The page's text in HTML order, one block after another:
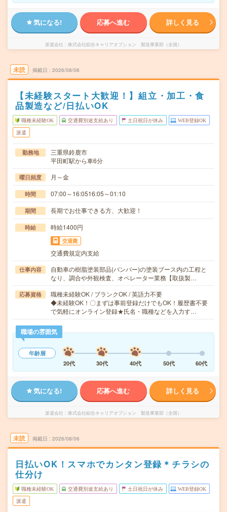
気になる! 応募へ進む 詳しく見る
派遣会社 株式会社綜合キャリアオプション 製造事業部（全国）
未読 掲載日 2026/08/06
【未経験スタート大歓迎！】組立・加工・食
品製造など/日払いOK
職種未経験OK 交通費別途支給あり 土日祝日が休み WEB登録OK
派遣
勤務地
三重県鈴鹿市
平田町駅から車6分
曜日頻度 月～金
時間 07:00～16:0516:05～01:10
期間 長期でお仕事できる方、大歓迎！
時給 時給1400円
交通費
交通費規定内支給
仕事内容
自動車の樹脂塗装部品(バンパー)の塗装ブース内の工程と
なり、調合や外観検査、オペレーター業務【取扱製…
応募資格
職種未経験OK / ブランクOK / 英語力不要
◆未経験OK！〇まずは事前登録だけでもOK！履歴書不要
で気軽にオンライン登録★氏名・職種などを入力す…
職場の雰囲気
年齢層
20代
30代 40代 50代 60代
気になる! 応募へ進む 詳しく見る
派遣会社 株式会社綜合キャリアオプション 製造事業部（全国）
未読 掲載日 2026/08/06
日払いOK！スマホでカンタン登録＊チラシの
仕分け
職種未経験OK 交通費別途支給あり 土日祝日が休み WEB登録OK
派遣